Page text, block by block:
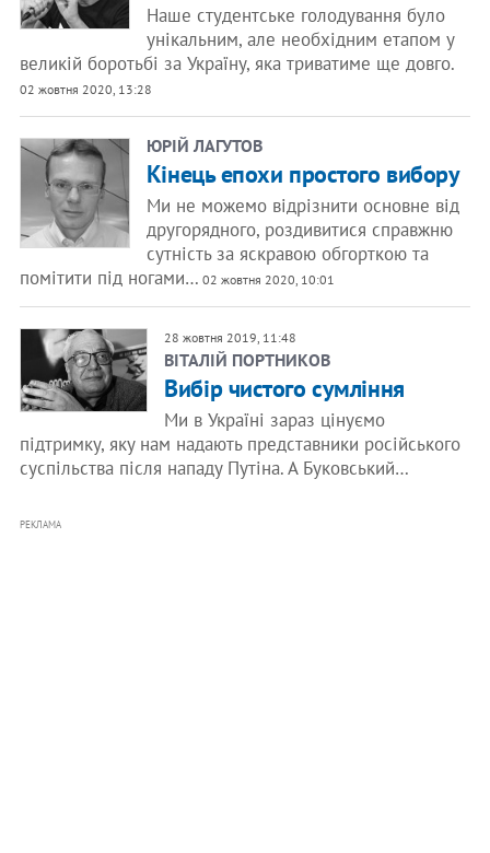
Наше студентське голодування було
унікальним, але необхідним етапом у
великій боротьбі за Україну, яка триватиме ще довго.
02 жовтня 2020, 13:28
ЮРІЙ ЛАГУТОВ
Кінець епохи простого вибору
Ми не можемо відрізнити основне від
другорядного, роздивитися справжню
сутність за яскравою обгорткою та
помітити під ногами… 02 жовтня 2020, 10:01
28 жовтня 2019, 11:48
ВІТАЛІЙ ПОРТНИКОВ
Вибір чистого сумління
Ми в Україні зараз цінуємо
підтримку, яку нам надають представники російського
суспільства після нападу Путіна. А Буковський…
РЕКЛАМА